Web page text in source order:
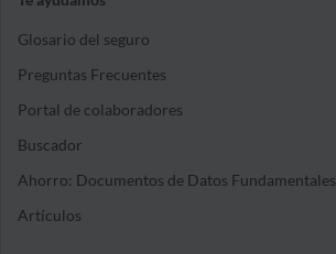
Glosario del seguro
Preguntas Frecuentes
Portal de colaboradores
Buscador
Ahorro: Documentos de Datos Fundamentales
Artículos